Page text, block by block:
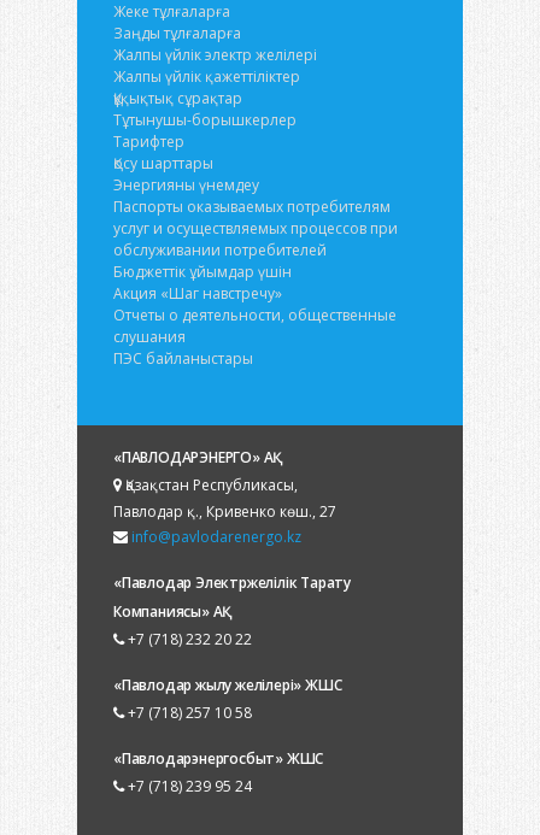
Жеке тұлғаларға
Заңды тұлғаларға
Жалпы үйлік электр желілері
Жалпы үйлік қажеттіліктер
Құқықтық сұрақтар
Тұтынушы-борышкерлер
Тарифтер
Қосу шарттары
Энергияны үнемдеу
Паспорты оказываемых потребителям
услуг и осуществляемых процессов при
обслуживании потребителей
Бюджеттік ұйымдар үшін
Акция «Шаг навстречу»
Отчеты о деятельности, общественные
слушания
ПЭС байланыстары
«ПАВЛОДАРЭНЕРГО» АҚ
Қазақстан Республикасы,
Павлодар қ., Кривенко көш., 27
info@pavlodarenergo.kz
«Павлодар Электржелілік Тарату
Компаниясы» АҚ
+7 (718) 232 20 22
«Павлодар жылу желілері» ЖШС
+7 (718) 257 10 58
«Павлодарэнергосбыт» ЖШС
+7 (718) 239 95 24